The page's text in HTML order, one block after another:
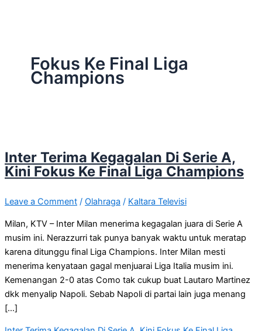
Fokus Ke Final Liga
Champions
Inter Terima Kegagalan Di Serie A,
Kini Fokus Ke Final Liga Champions
Leave a Comment / Olahraga / Kaltara Televisi
Milan, KTV – Inter Milan menerima kegagalan juara di Serie A
musim ini. Nerazzurri tak punya banyak waktu untuk meratap
karena ditunggu final Liga Champions. Inter Milan mesti
menerima kenyataan gagal menjuarai Liga Italia musim ini.
Kemenangan 2-0 atas Como tak cukup buat Lautaro Martinez
dkk menyalip Napoli. Sebab Napoli di partai lain juga menang
[…]